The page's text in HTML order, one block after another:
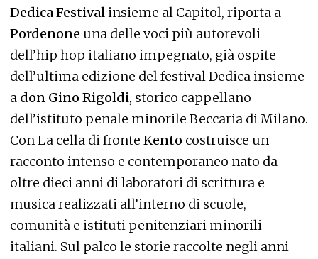
Dedica Festivalinsieme al Capitol, riporta a
Pordenone una delle voci più autorevoli
dell’hip hop italiano impegnato, già ospite
dell’ultima edizione del festival Dedica insieme
a don Gino Rigoldi, storico cappellano
dell’istituto penale minorile Beccaria di Milano.
Con La cella di fronte Kento costruisce un
racconto intenso e contemporaneo nato da
oltre dieci anni di laboratori di scrittura e
musica realizzati all’interno di scuole,
comunità e istituti penitenziari minorili
italiani. Sul palco le storie raccolte negli anni